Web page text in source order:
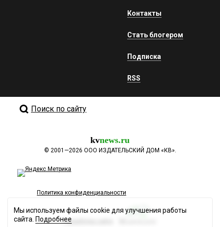
Контакты
Стать блогером
Подписка
RSS
Поиск по сайту
kvnews.ru
© 2001—2026 ООО ИЗДАТЕЛЬСКИЙ ДОМ «КВ».
Политика конфиденциальности
Разработка сайта
Мы используем файлы cookie для улучшения работы
сайта. Подробнее